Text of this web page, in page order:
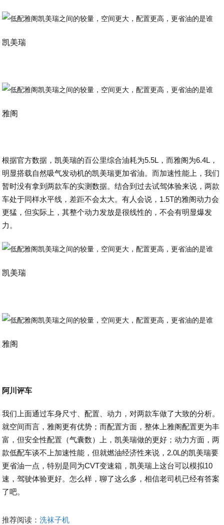
凯美瑞
雅阁
根据官方数据，凯美瑞的百公里综合油耗为5.5L，而雅阁为6.4L，
明显搭载自然吸气发动机的凯美瑞更加省油。而加速性能上，我们
暂时没有拿到两款车的实测数据。结合到过去试驾体验来说，两款
车处于同样水平线，差距不会太大。有人会说，1.5T的雅阁动力会
更猛，但实际上，其整个动力发放是很线性的，不会有明显爆发
力。
凯美瑞
雅阁
阿川评车
我们上面通过车身尺寸、配置、动力，对两款车做了大致的分析。
就空间而言，雅阁更有优势；而配置方面，整体上雅阁配置更为丰
富，但安全性配置（气囊数）上，凯美瑞做的更好；动力方面，两
款低配车谈不上加速性能，但就燃油经济性来说，2.0L的凯美瑞要
更省油一点，特别是同为CVT变速箱，凯美瑞上这台可以模拟10
速，驾驶体验更好。怎么样，聊了这么多，相信老司机已经有答案
了吧。
推荐阅读：洗袜子机